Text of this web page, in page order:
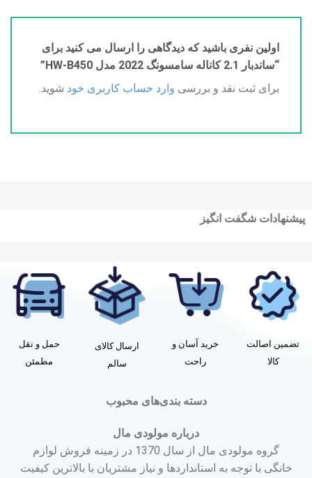
اولین نفری باشید که دیدگاهی را ارسال می کنید برای
“ساندبار 2.1 کاناله سامسونگ 2022 مدل HW-B450”
برای ثبت نقد و بررسی وارد حساب کاربری خود شوید.
پیشنهادات شگفت انگیز
تضمین اصالت
کالا
خرید آسان و
راحت
ارسال کالای
سالم
حمل و نقل
مطمئن
دسته بندی‌های محبوب
درباره مولودی مال
گروه مولودی مال از سال 1370 در زمینه فروش لوازم
خانگی با توجه به استانداردها و نیاز مشتریان با بالاترین کیفیت